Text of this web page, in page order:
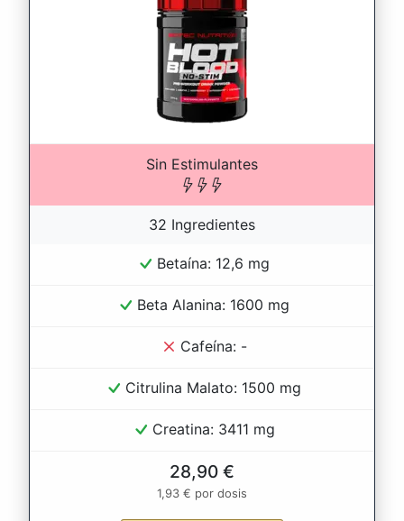
Sin Estimulantes
32 Ingredientes
Betaína: 12,6 mg
Beta Alanina: 1600 mg
Cafeína: -
Citrulina Malato: 1500 mg
Creatina: 3411 mg
28,90 €
1,93 € por dosis